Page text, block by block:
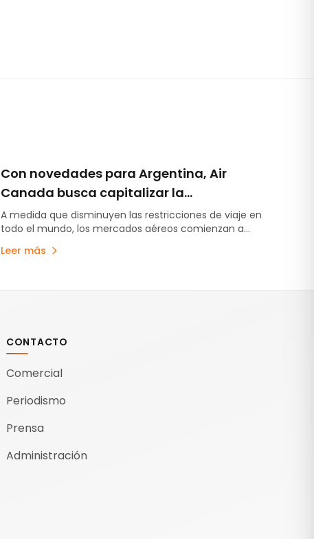
Con novedades para Argentina, Air
Canada busca capitalizar la
recuperación de mercado
A medida que disminuyen las restricciones de viaje en
todo el mundo, los mercados aéreos comienzan a
adaptarse a una nueva normalidad, mientras las
personas…
Leer más
CONTACTO
Comercial
Periodismo
Prensa
Administración